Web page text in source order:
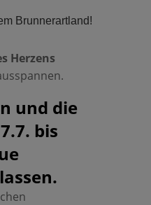
Brunnerartland!
Herzens
und die
bis